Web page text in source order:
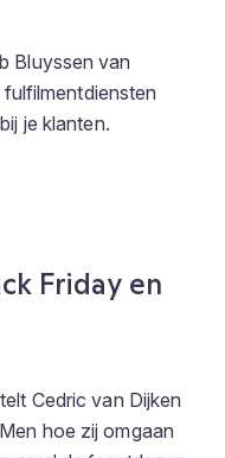
Bluyssen van
je klanten.
Friday en
Cedric van Dijken
hoe zij omgaan